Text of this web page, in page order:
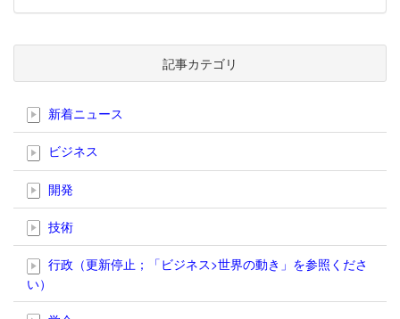
記事カテゴリ
新着ニュース
ビジネス
開発
技術
行政（更新停止；「ビジネス>世界の動き」を参照くださ
い）